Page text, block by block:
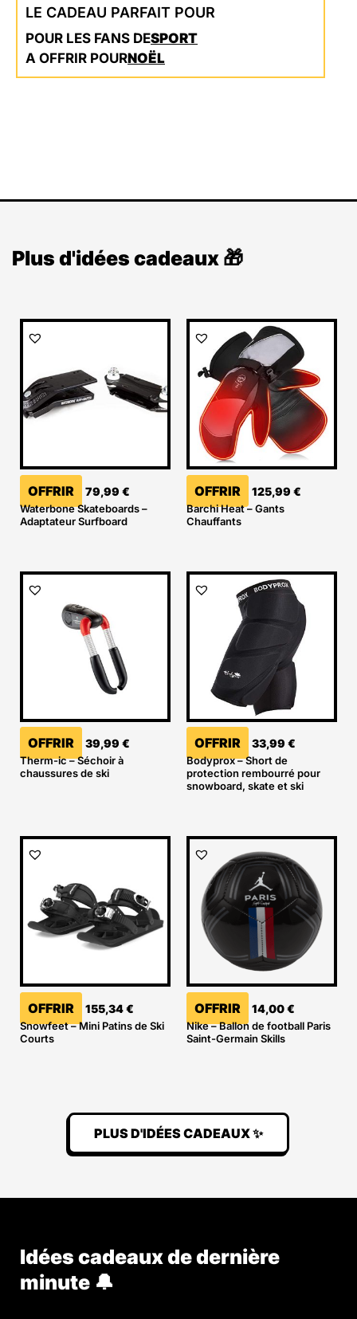
LE CADEAU PARFAIT POUR
POUR LES FANS DESPORT
A OFFRIR POURNOËL
Plus d'idées cadeaux 🎁
OFFRIR 79,99 €
Waterbone Skateboards –
Adaptateur Surfboard
OFFRIR 125,99 €
Barchi Heat – Gants
Chauffants
OFFRIR 39,99 €
Therm-ic – Séchoir à
chaussures de ski
OFFRIR 33,99 €
Bodyprox – Short de
protection rembourré pour
snowboard, skate et ski
OFFRIR 155,34€
Snowfeet – Mini Patins de Ski
Courts
OFFRIR 14,00€
Nike – Ballon de football Paris
Saint-Germain Skills
PLUS D'IDÉES CADEAUX ✨
Idées cadeaux de dernière
minute 🔔